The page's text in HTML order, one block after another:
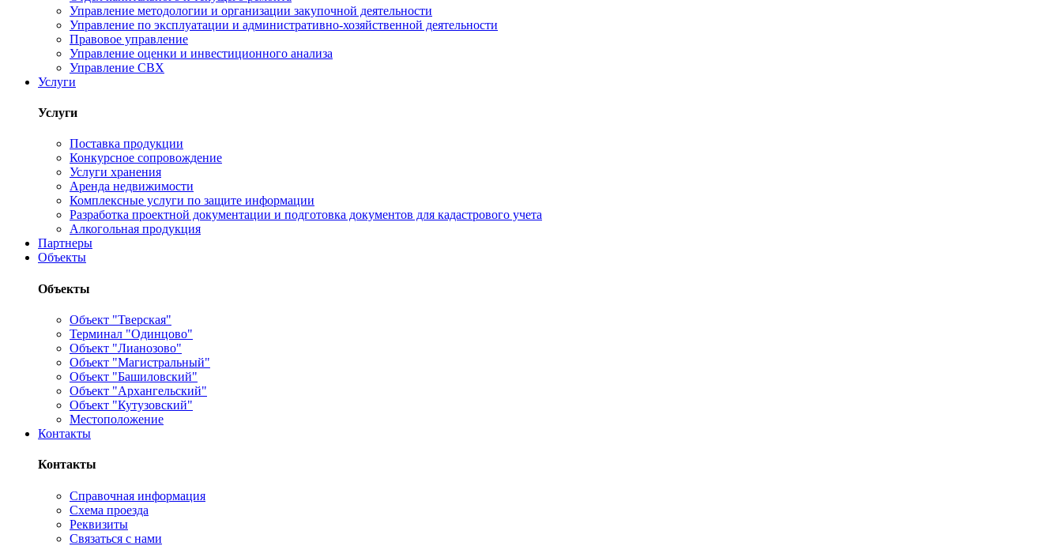
Управление методологии и организации закупочной деятельности
Управление по эксплуатации и административно-хозяйственной деятельности
Правовое управление
Управление оценки и инвестиционного анализа
Управление СВХ
Услуги
Услуги
Поставка продукции
Конкурсное сопровождение
Услуги хранения
Аренда недвижимости
Комплексные услуги по защите информации
Разработка проектной документации и подготовка документов для кадастрового учета
Алкогольная продукция
Партнеры
Объекты
Объекты
Объект "Тверская"
Терминал "Одинцово"
Объект "Лианозово"
Объект "Магистральный"
Объект "Башиловский"
Объект "Архангельский"
Объект "Кутузовский"
Местоположение
Контакты
Контакты
Справочная информация
Схема проезда
Реквизиты
Связаться с нами